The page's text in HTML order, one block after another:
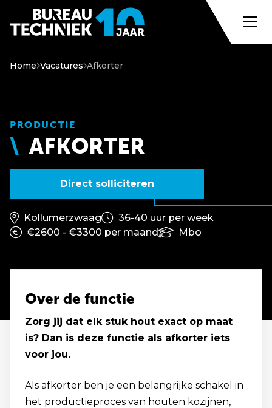
Home Vacatures Afkorter
PRODUCTIE
AFKORTER
Direct solliciteren
Kollumerzwaag
36-40 uur per week
€2600 - €3300 per maand
Mbo
Over de functie
Zorg jij dat elk stuk hout exact op maat
is? Dan is deze functie als afkorter iets
voor jou.
Als afkorter ben je een belangrijke schakel in
het productieproces van houten kozijnen,